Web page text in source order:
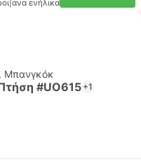
ανα ενήλικα
Μπανγκόκ
#UO615 +1